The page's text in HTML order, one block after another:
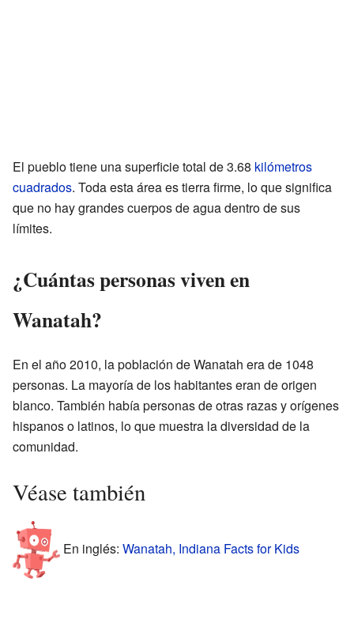
El pueblo tiene una superficie total de 3.68 kilómetros
cuadrados. Toda esta área es tierra firme, lo que significa
que no hay grandes cuerpos de agua dentro de sus
límites.
¿Cuántas personas viven en
Wanatah?
En el año 2010, la población de Wanatah era de 1048
personas. La mayoría de los habitantes eran de origen
blanco. También había personas de otras razas y orígenes
hispanos o latinos, lo que muestra la diversidad de la
comunidad.
Véase también
En inglés: Wanatah, Indiana Facts for Kids